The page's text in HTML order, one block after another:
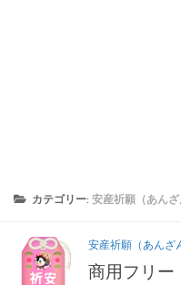
カテゴリー:安産祈願（あんざ
安産祈願（あんざ
商用フリー